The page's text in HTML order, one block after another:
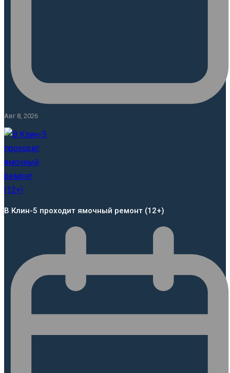
Авг 8, 2026
В Клин-5 проходит ямочный ремонт (12+)